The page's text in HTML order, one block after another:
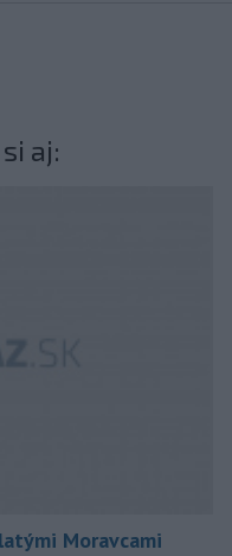
aj:
Moravcami